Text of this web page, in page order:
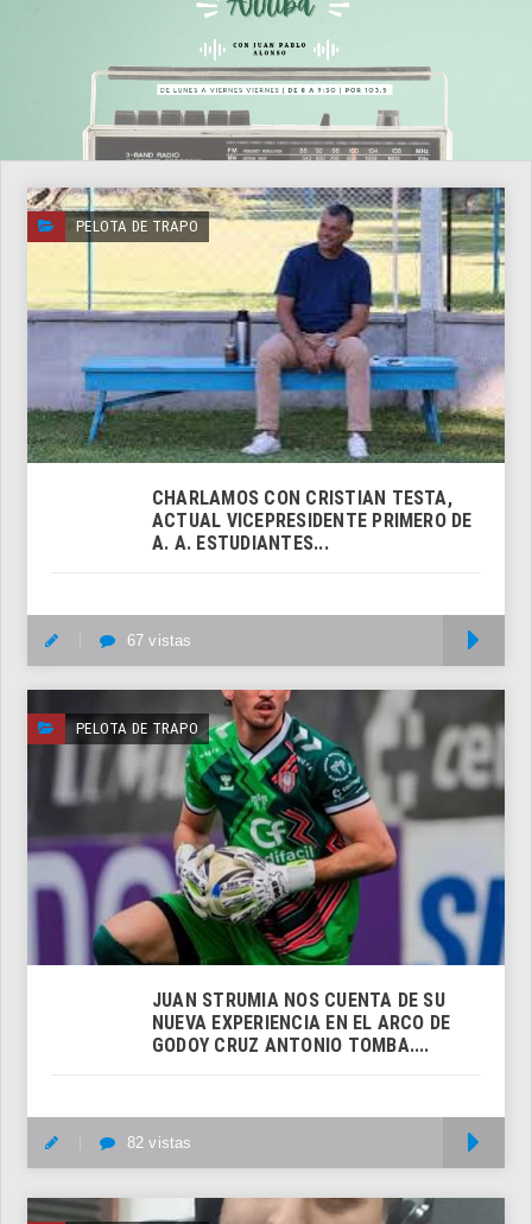
PELOTA DE TRAPO
CHARLAMOS CON CRISTIAN TESTA,
ACTUAL VICEPRESIDENTE PRIMERO DE
A. A. ESTUDIANTES...
67 vistas
PELOTA DE TRAPO
JUAN STRUMIA NOS CUENTA DE SU
NUEVA EXPERIENCIA EN EL ARCO DE
GODOY CRUZ ANTONIO TOMBA....
82 vistas